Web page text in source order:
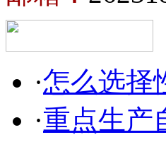
·怎么选择
·重点生产